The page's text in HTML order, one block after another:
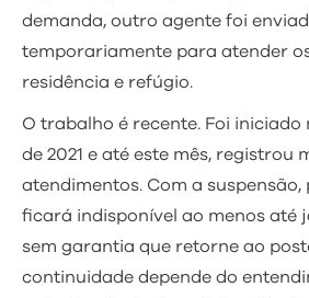
demanda, outro agente foi
temporariamente para atender
residência e refúgio.
O trabalho é recente. Foi iniciado
de 2021 e até este mês, registrou
atendimentos. Com a suspensão,
ficará indisponível ao menos até
sem garantia que retorne ao
continuidade depende do